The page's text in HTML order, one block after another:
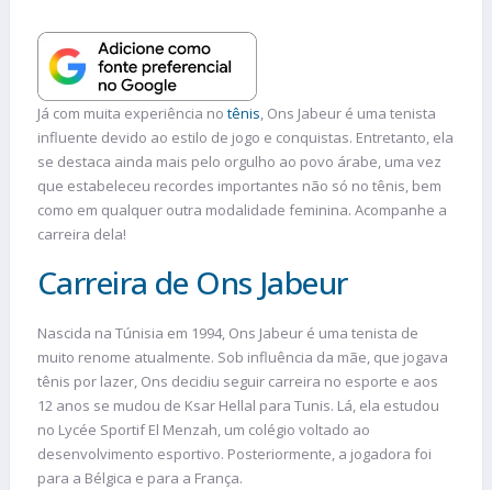
Já com muita experiência no tênis, Ons Jabeur é uma tenista
influente devido ao estilo de jogo e conquistas. Entretanto, ela
se destaca ainda mais pelo orgulho ao povo árabe, uma vez
que estabeleceu recordes importantes não só no tênis, bem
como em qualquer outra modalidade feminina. Acompanhe a
carreira dela!
Carreira de Ons Jabeur
Nascida na Túnisia em 1994, Ons Jabeur é uma tenista de
muito renome atualmente. Sob influência da mãe, que jogava
tênis por lazer, Ons decidiu seguir carreira no esporte e aos
12 anos se mudou de Ksar Hellal para Tunis. Lá, ela estudou
no Lycée Sportif El Menzah, um colégio voltado ao
desenvolvimento esportivo. Posteriormente, a jogadora foi
para a Bélgica e para a França.